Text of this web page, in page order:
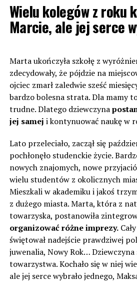
Wielu kolegów z roku
Marcie, ale jej serce
Marta ukończyła szkołę z
zdecydowały, że pójdzie na
ojciec zmarł zaledwie sześć
bardzo bolesna strata. Dla mamy
trudne. Dlatego dziewczyna
jej samej i kontynuować naukę w
Lato przeleciało, zaczął się
pochłonęło studenckie życie.
nowych znajomych, nowe
wielu studentów z okolicznych
Mieszkali w akademiku i jakoś
z dużego miasta. Marta, która z
towarzyska, postanowiła
organizować różne imprezy.
świętował nadejście prawdziwej
juwenalia, Nowy Rok… Dziewczyna
towarzystwa. Kochało się w niej
ale jej serce wybrało jednego,